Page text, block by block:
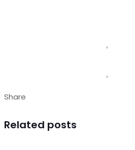
Share
Related posts